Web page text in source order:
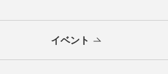
イベント